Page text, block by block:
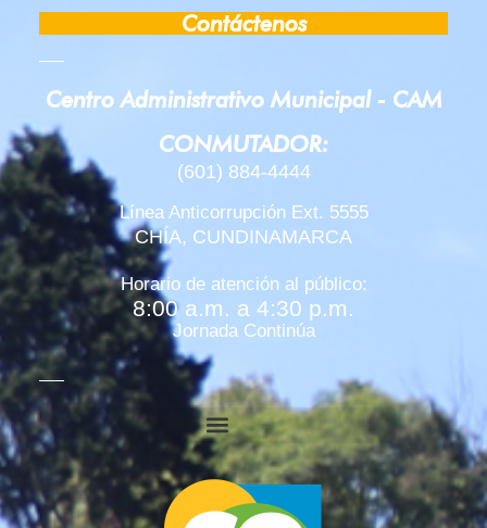
RESTRICCIÓN VEHICULAR Y TRONCAL DE
CHÍA EMBOTELLADA ALCALDE DE CHÍA
VIVIENDO LA VIDA - ENTREVISTA TELEAMIGA
CHÍA VIBRÓ CON LA CARRERA DE LA MUJER
Recaudo Alcaldía de Chía
CHÍA, MUNICIPIO SEMIFINALISTA DEL
5 BICICROSISTAS DE CHÍA ESTARÁN EN EL
Contáctenos
Centro Administrativo Municipal - CAM
CONMUTADOR:
(601) 884-4444
Línea Anticorrupción Ext. 5555
CHÍA, CUNDINAMARCA
Horario de atención al público:
8:00 a.m. a 4:30 p.m.
Jornada Continúa